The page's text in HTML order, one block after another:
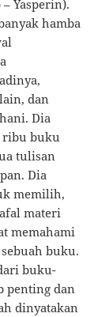
Yasperin).
hamba
dan
Dia
ribu buku
tulisan
Dia
memilih,
materi
memahami
buku.
buku-
penting dan
dinyatakan